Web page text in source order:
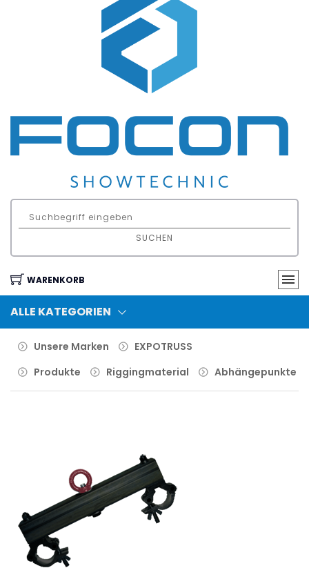
SUCHEN
WARENKORB
ALLE KATEGORIEN
Unsere Marken
EXPOTRUSS
Produkte
Riggingmaterial Abhängepunkte